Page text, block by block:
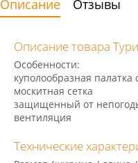
Описание Отзывы
Описание товара
Особенности:
куполообразная
москитная сетка
защищенный от
вентиляция
Технические